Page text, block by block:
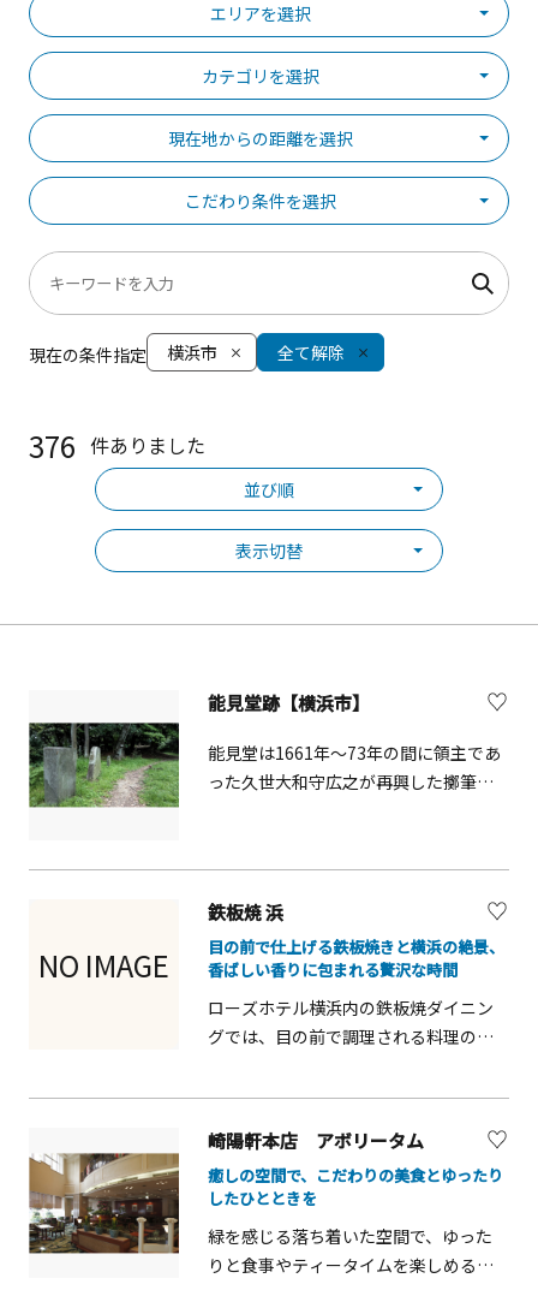
エリアを選択
カテゴリを選択
現在地からの距離を選択
こだわり条件を選択
現在の条件指定 横浜市 全て解除
376 件ありました
並び順
表示切替
能見堂跡【横浜市】
能見堂は1661年～73年の間に領主であ
った久世大和守広之が再興した擲筆山
偲んで、ここから見た金沢八ヵ所の勝
景を漢詩に詠んだのが金沢八景の始ま
りと言い伝えられています。
NO IMAGE
鉄板焼 浜
目の前で仕上げる鉄板焼きと横浜の絶景、
香ばしい香りに包まれる贅沢な時間
ローズホテル横浜内の鉄板焼ダイニン
グでは、目の前で調理される料理の迫
かした料理は見た目も華やかで、特別
崎陽軒本店 アボリータム
癒しの空間で、こだわりの美食とゆったり
したひとときを
緑を感じる落ち着いた空間で、ゆった
りと食事やティータイムを楽しめるレ